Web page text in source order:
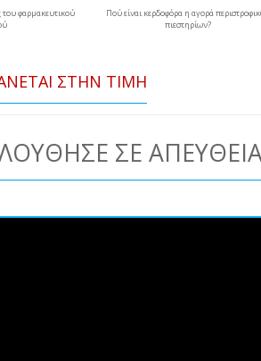
του φαρμακευτικού
Πού είναι κερδοφόρα η αγορά
πιεστηρίων?
ΣΤΗΝ ΤΙΜΉ
ΣΕ